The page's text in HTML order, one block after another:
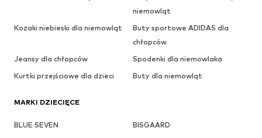
niemowląt
Kozaki niebieski dla niemowląt
Buty sportowe ADIDAS dla
chłopców
Jeansy dla chłopców
Spodenki dla niemowlaka
Kurtki przejściowe dla dzieci
Buty dla niemowląt
MARKI DZIECIĘCE
BLUE SEVEN
BISGAARD